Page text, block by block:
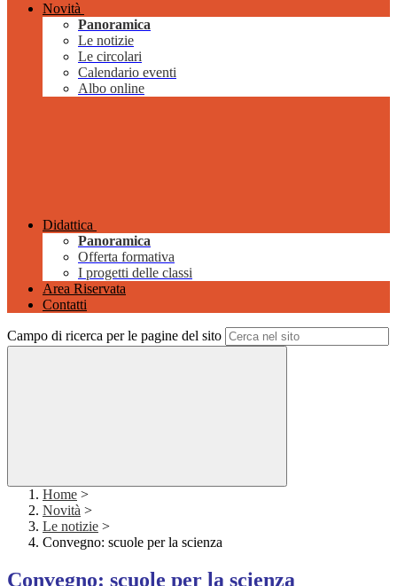
Novità
Panoramica
Le notizie
Le circolari
Calendario eventi
Albo online
Didattica
Panoramica
Offerta formativa
I progetti delle classi
Area Riservata
Contatti
Campo di ricerca per le pagine del sito
Home >
Novità >
Le notizie >
Convegno: scuole per la scienza
Convegno: scuole per la scienza